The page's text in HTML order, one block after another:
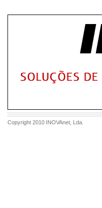
Copyright 2010 INOVAnet , Lda.